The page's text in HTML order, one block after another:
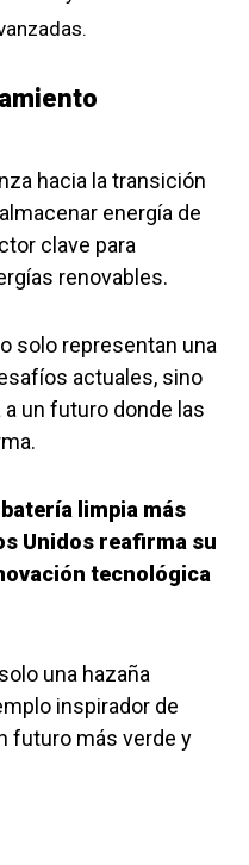
hacia la transición
energía de
clave para
renovables.
solo representan una
actuales, sino
un futuro donde las
limpia más
Unidos reafirma su
tecnológica
una hazaña
inspirador de
futuro más verde y